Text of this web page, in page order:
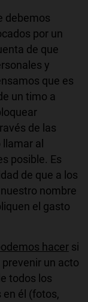
debemos
por un
de que
y
que es
un timo a
de las
al
posible. Es
de que a los
nombre
el gasto
hacer si
un acto
todos los
él (fotos,